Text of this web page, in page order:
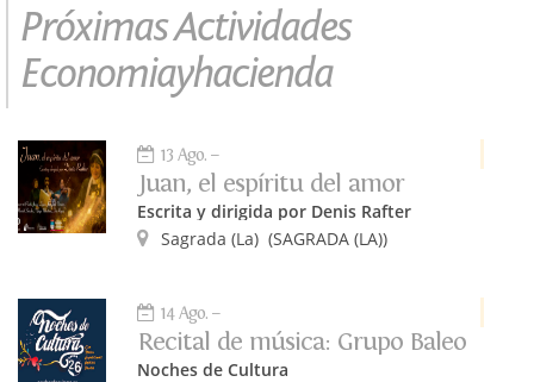
Próximas Actividades
Economiayhacienda
13 Ago.
Juan, el espíritu del amor
Escrita y dirigida por Denis Rafter
Sagrada (La) (SAGRADA (LA))
14 Ago.
Recital de música: Grupo Baleo
Noches de Cultura